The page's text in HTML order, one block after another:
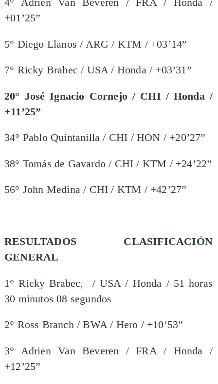
4° Adrien Van Beveren / FRA / Honda /
+01’25”
5° Diego Llanos / ARG / KTM / +03’14”
7° Ricky Brabec / USA / Honda / +03’31”
20° José Ignacio Cornejo / CHI / Honda /
+11’25”
34° Pablo Quintanilla / CHI / HON / +20’27”
38° Tomás de Gavardo / CHI / KTM / +24’22”
56° John Medina / CHI / KTM / +42’27”
RESULTADOS CLASIFICACIÓN
GENERAL
1° Ricky Brabec, / USA / Honda / 51 horas
30 minutos 08 segundos
2° Ross Branch / BWA / Hero / +10’53”
3° Adrien Van Beveren / FRA / Honda /
+12’25”